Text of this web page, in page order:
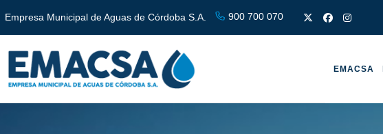
Empresa Municipal de Aguas de Córdoba S.A. 900 700 070
EMACSA